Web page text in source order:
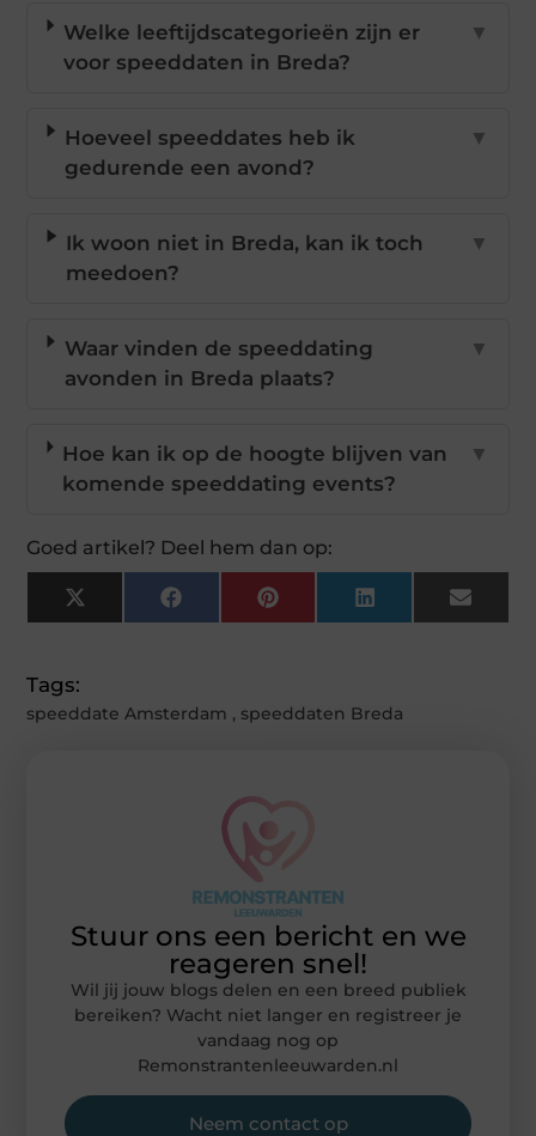
Welke leeftijdscategorieën zijn er
voor speeddaten in Breda?
▼
Hoeveel speeddates heb ik
gedurende een avond?
▼
Ik woon niet in Breda, kan ik toch
meedoen?
▼
Waar vinden de speeddating
avonden in Breda plaats?
▼
Hoe kan ik op de hoogte blijven van
komende speeddating events?
▼
Goed artikel? Deel hem dan op:
X
(Twitter)
FacebookPinterestLinkedInEmail
Tags:
speeddate Amsterdam , speeddaten Breda
Stuur ons een bericht en we
reageren snel!
Wil jij jouw blogs delen en een breed publiek
bereiken? Wacht niet langer en registreer je
vandaag nog op
Remonstrantenleeuwarden.nl
Neem contact op